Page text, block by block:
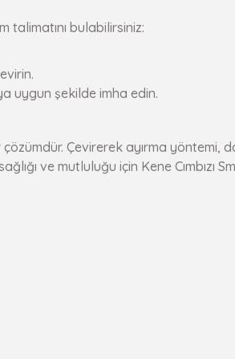
talimatını bulabilirsiniz:
uygun şekilde imha edin.
çözümdür. Çevirerek ayırma
ve mutluluğu için Kene